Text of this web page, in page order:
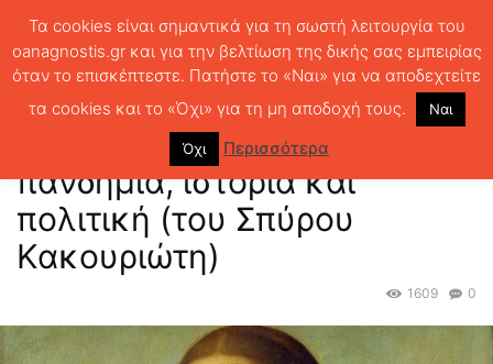
ΚΡΙΤΙΚΕΣ
15 αναγνώσεις με μάσκα:
για πανδημία, ιστορία και πολιτική (του...
15 αναγνώσεις με μάσκα: για
πανδημία, ιστορία και
πολιτική (του Σπύρου
Κακουριώτη)
0
1609
Τα cookies είναι σημαντικά για τη σωστή λειτουργία του
oanagnostis.gr και για την βελτίωση της δικής σας εμπειρίας
όταν το επισκέπτεστε. Πατήστε το «Ναι» για να αποδεχτείτε
τα cookies και το «Όχι» για τη μη αποδοχή τους.
Ναι
Όχι Περισσότερα